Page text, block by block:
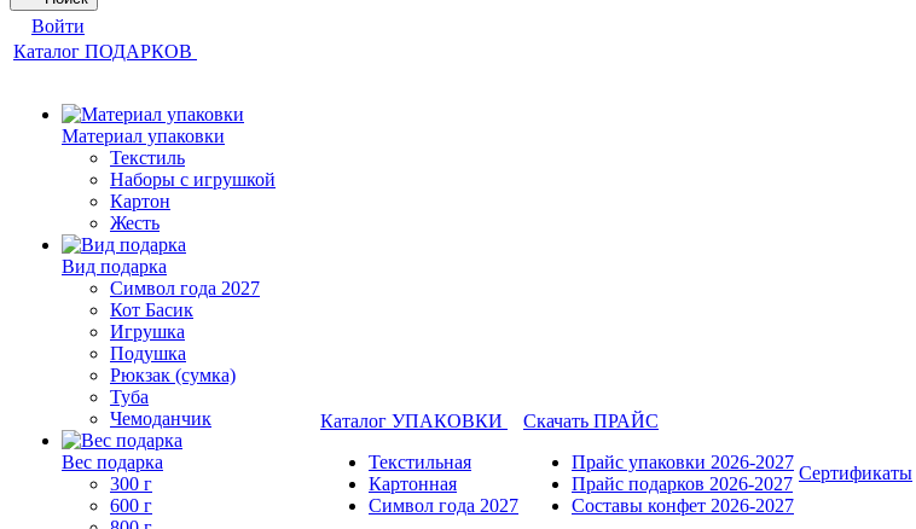
Войти
Каталог ПОДАРКОВ
Материал упаковки
Текстиль
Наборы с игрушкой
Картон
Жесть
Вид подарка
Символ года 2027
Кот Басик
Игрушка
Подушка
Рюкзак (сумка)
Туба
Чемоданчик
Вес подарка
300 г
600 г
Каталог УПАКОВКИ
Текстильная
Картонная
Символ года 2027
Скачать ПРАЙС
Прайс упаковки 2026-2027
Прайс подарков 2026-2027
Составы конфет 2026-2027
Сертификаты